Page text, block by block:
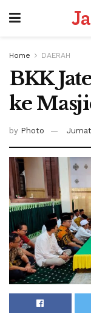
Home DAERAH
BKK
ke
by Photo